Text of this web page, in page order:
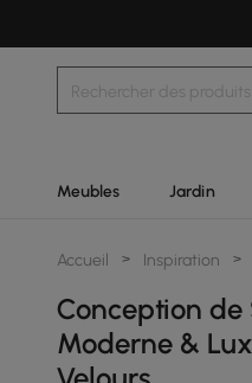
Meubles Jardin
Accueil > Inspiration >
Conception
Moderne &